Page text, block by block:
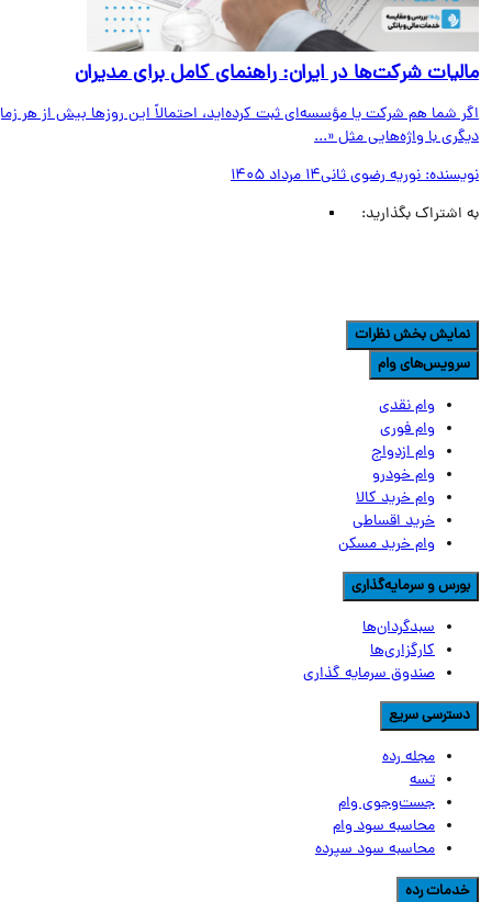
شرکت‌ها در ایران: راهنمای کامل برای مدیران
شما هم شرکت یا مؤسسه‌ای ثبت کرده‌اید، احتمالاً این روزها بیش از هر زمان
با واژه‌هایی مثل «...
نوریه رضوی ثانی14 مرداد 1405
اشتراک بگذارید:
بخش نظرات
وام
وام نقدی
وام فوری
وام ازدواج
وام خودرو
وام خرید کالا
خرید اقساطی
وام خرید مسکن
و سرمایه‌گذاری
سبدگردان‌ها
کارگزاری‌ها
صندوق سرمایه گذاری
سریع
مجله رده
تسه
جست‌وجوی وام
محاسبه سود وام
محاسبه سود سپرده
رده